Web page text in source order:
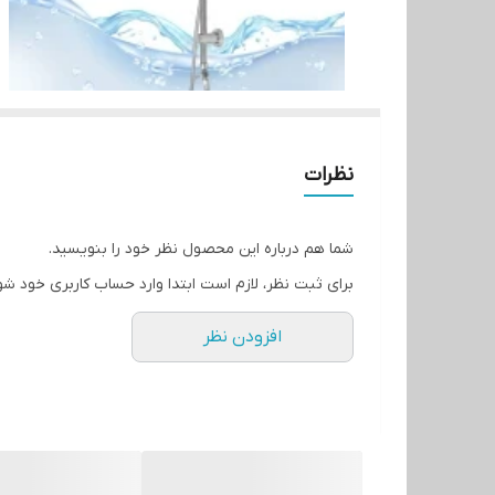
نظرات
شما هم درباره این محصول نظر خود را بنویسید.
برای ثبت نظر، لازم است ابتدا وارد حساب کاربری خود
افزودن نظر